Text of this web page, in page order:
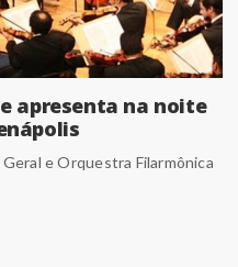
apresenta na noite
e Orquestra Filarmônica